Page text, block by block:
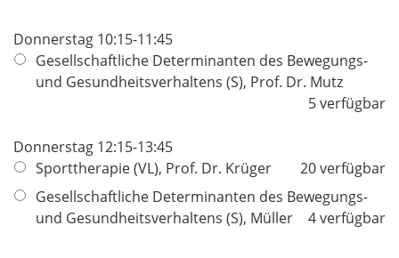
Donnerstag 10:15-11:45
Gesellschaftliche Determinanten des Bewegungs-
und Gesundheitsverhaltens (S), Prof. Dr. Mutz
5 verfügbar
Donnerstag 12:15-13:45
Sporttherapie (VL), Prof. Dr. Krüger
20 verfügbar
Gesellschaftliche Determinanten des Bewegungs-
und Gesundheitsverhaltens (S), Müller
4 verfügbar